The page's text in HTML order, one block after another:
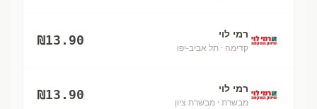
רמי לוי
קדימה · תל אביב-יפו
₪13.90
רמי לוי
מבשרת · מבשרת ציון
₪13.90